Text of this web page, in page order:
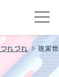
れづれ>現実